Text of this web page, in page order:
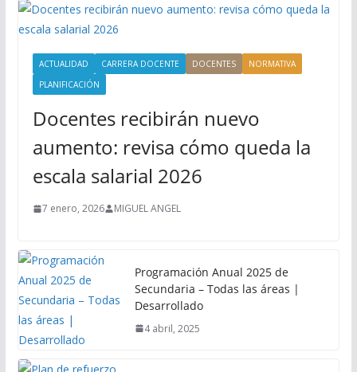
ACTUALIDAD CARRERA DOCENTE DOCENTES
NORMATIVA
PLANIFICACIÓN
Docentes recibirán nuevo
aumento: revisa cómo queda la
escala salarial 2026
7 enero, 2026 MIGUEL ANGEL
Programación Anual 2025 de
Secundaria – Todas las áreas |
Desarrollado
4 abril, 2025